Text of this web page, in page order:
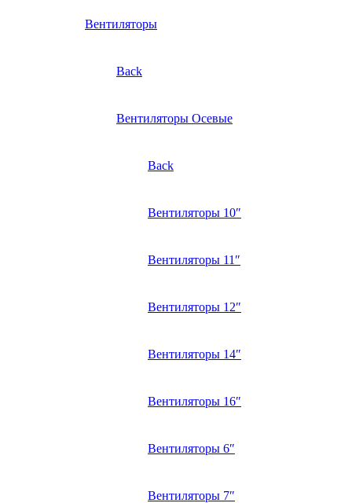
Вентиляторы
Back
Вентиляторы Осевые
Back
Вентиляторы 10″
Вентиляторы 11″
Вентиляторы 12″
Вентиляторы 14″
Вентиляторы 16″
Вентиляторы 6″
Вентиляторы 7″